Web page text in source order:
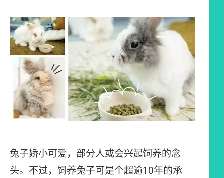
兔子娇小可爱，部分人或会兴起饲养的念
头。不过，饲养兔子可是个超逾10年的承